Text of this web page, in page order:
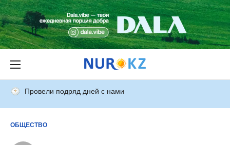
Провели подряд дней с нами
ОБЩЕСТВО